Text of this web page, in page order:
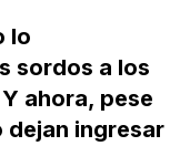
lo
sordos a los
ahora, pese
dejan ingresar